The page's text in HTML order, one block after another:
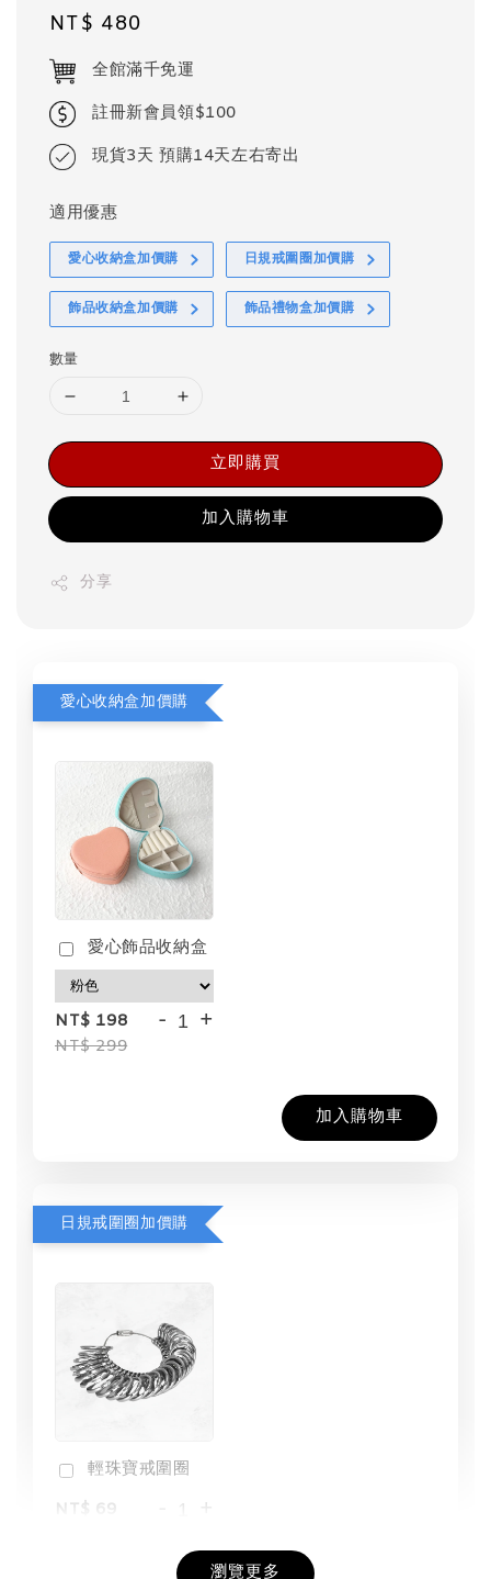
Regular
price
NT$ 480
全館滿千免運
註冊新會員領$100
現貨3天 預購14天左右寄出
適用優惠
愛心收納盒加價購 日規戒圍圈加價購
飾品收納盒加價購 飾品禮物盒加價購
數量
立即購買
加入購物車
分享
愛心收納盒加價購
愛心飾品收納盒
NT$ 198
NT$ 299
- +
加入購物車
日規戒圍圈加價購
輕珠寶戒圍圈
NT$ 69
+
瀏覽更多